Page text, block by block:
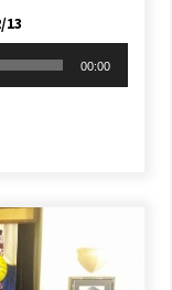
13
00:00